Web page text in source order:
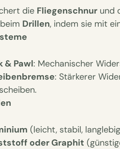
die Fliegenschnur und
Drillen, indem sie mit
& Pawl: Mechanischer
: Stärkerer
(leicht, stabil,
oder Graphit